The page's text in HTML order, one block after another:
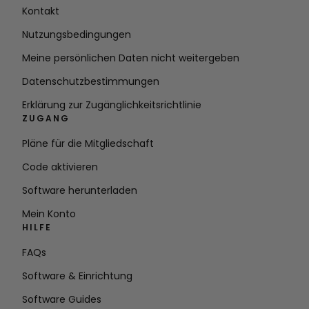
Kontakt
Nutzungsbedingungen
Meine persönlichen Daten nicht weitergeben
Datenschutzbestimmungen
Erklärung zur Zugänglichkeitsrichtlinie
ZUGANG
Pläne für die Mitgliedschaft
Code aktivieren
Software herunterladen
Mein Konto
HILFE
FAQs
Software & Einrichtung
Software Guides